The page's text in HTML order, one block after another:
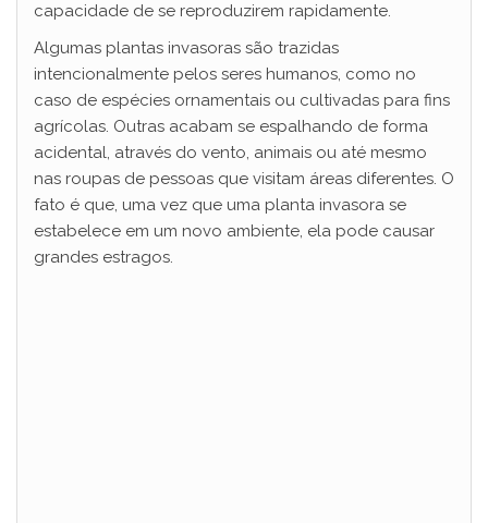
capacidade de se reproduzirem rapidamente.
Algumas plantas invasoras são trazidas
intencionalmente pelos seres humanos, como no
caso de espécies ornamentais ou cultivadas para fins
agrícolas. Outras acabam se espalhando de forma
acidental, através do vento, animais ou até mesmo
nas roupas de pessoas que visitam áreas diferentes. O
fato é que, uma vez que uma planta invasora se
estabelece em um novo ambiente, ela pode causar
grandes estragos.